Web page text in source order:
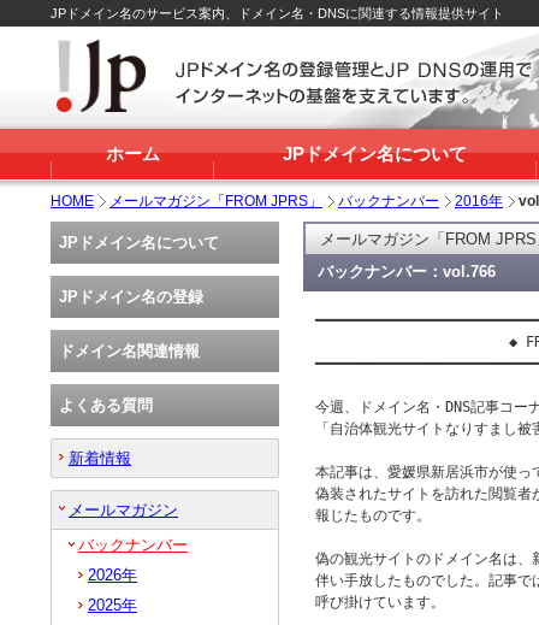
JPドメイン名のサービス案内、ドメイン名・DNSに関連する情報提供サイト
ホーム JPドメイン名について
HOME メールマガジン「FROM JPRS」 バックナンバー 2016年
メールマガジン「FROM
バックナンバー：vol.766
◆
今週、ドメイン名・DNS記事コー
「自治体観光サイトなりすまし
本記事は、愛媛県新居浜市が使
偽装されたサイトを訪れた閲覧
報じたものです。
偽の観光サイトのドメイン名は
伴い手放したものでした。記事
呼び掛けています。
JPドメイン名について
JPドメイン名の登録
ドメイン名関連情報
よくある質問
新着情報
メールマガジン
バックナンバー
2026年
2025年